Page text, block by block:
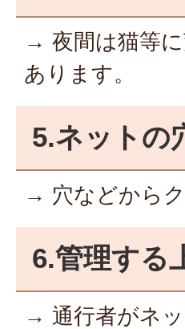
→ 夜間は猫等
あります。
5.ネットの
→ 穴などから
6.管理する
→ 通行者がネ